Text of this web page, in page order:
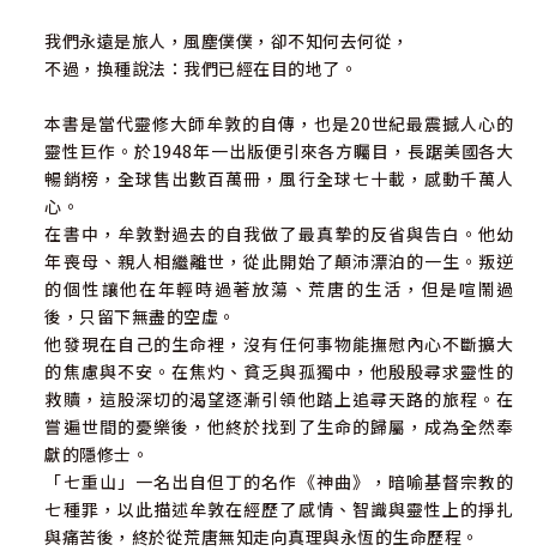
我們永遠是旅人，風塵僕僕，卻不知何去何從，
不過，換種說法：我們已經在目的地了。
本書是當代靈修大師牟敦的自傳，也是20世紀最震撼人心的
靈性巨作。於1948年一出版便引來各方矚目，長踞美國各大
暢銷榜，全球售出數百萬冊，風行全球七十載，感動千萬人
心。
在書中，牟敦對過去的自我做了最真摯的反省與告白。他幼
年喪母、親人相繼離世，從此開始了顛沛漂泊的一生。叛逆
的個性讓他在年輕時過著放蕩、荒唐的生活，但是喧鬧過
後，只留下無盡的空虛。
他發現在自己的生命裡，沒有任何事物能撫慰內心不斷擴大
的焦慮與不安。在焦灼、貧乏與孤獨中，他殷殷尋求靈性的
救贖，這股深切的渴望逐漸引領他踏上追尋天路的旅程。在
嘗遍世間的憂樂後，他終於找到了生命的歸屬，成為全然奉
獻的隱修士。
「七重山」一名出自但丁的名作《神曲》，暗喻基督宗教的
七種罪，以此描述牟敦在經歷了感情、智識與靈性上的掙扎
與痛苦後，終於從荒唐無知走向真理與永恆的生命歷程。